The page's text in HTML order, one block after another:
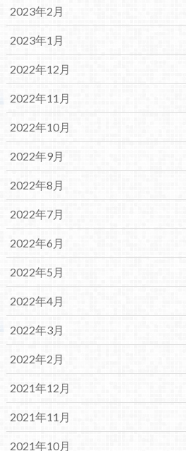
2023年2月
2023年1月
2022年12月
2022年11月
2022年10月
2022年9月
2022年8月
2022年7月
2022年6月
2022年5月
2022年4月
2022年3月
2022年2月
2021年12月
2021年11月
2021年10月